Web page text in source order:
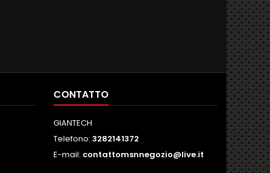
CONTATTO
GIANTECH
Telefono: 3282141372
E-mail: contattomsnnegozio@live.it